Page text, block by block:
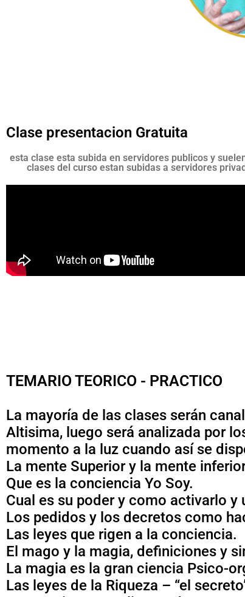
Clase presentacion Gratuita
esta clase esta subida en servidores publicos y
clases del curso estan subidas a servidores
TEMARIO TEORICO - PRACTICO
La mayoría de las clases serán
Altisima, luego será analizada por
momento a la luz cuando así se
La mente Superior y la mente
Que es la conciencia Yo Soy.
Cual es su poder y como activarlo
Los pedidos y los decretos como
Las leyes que rigen a la conciencia.
El mago y la magia, definiciones y
La magia es la gran ciencia Psico-
Las leyes de la Riqueza – “el